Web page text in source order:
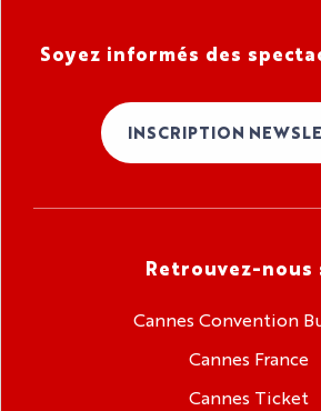
Soyez informés des
INSCRIPTION
Retrouvez-nous
Cannes Convention
Cannes France
Cannes Ticket